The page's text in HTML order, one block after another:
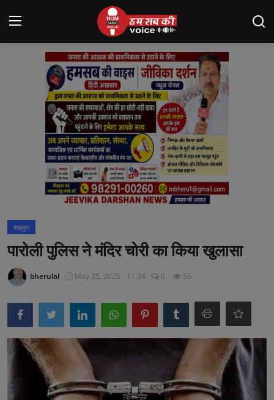
Login Register
About us
शाहपुरा
सरवाड़
राजस्थान
भीलवाड़ा
शाहपुरा
पारोली पुलिस ने मंदिर चोरी का किया खुलासा
bherulal May 25, 2026 - 11:34 0 56